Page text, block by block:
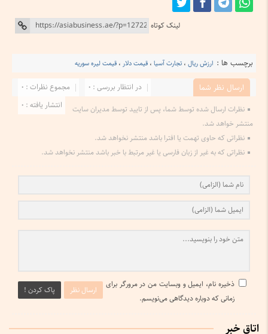
لینک کوتاه
برچسب ها : ارزش ریال ، تجارت آسیا ، قیمت دلار ، قیمت لیره سوریه
ارسال نظر شما مجموع نظرات : 0
در انتظار بررسی : 0
انتشار یافته : 0
نظرات ارسال شده توسط شما، پس از تایید توسط مدیران سایت
منتشر خواهد شد.
نظراتی که حاوی تهمت یا افترا باشد منتشر نخواهد شد.
نظراتی که به غیر از زبان فارسی یا غیر مرتبط با خبر باشد منتشر نخواهد شد.
ارسال نظر پاک کردن !
ذخیره نام، ایمیل و وبسایت من در مرورگر برای
زمانی که دوباره دیدگاهی می‌نویسم.
اتاق خبر